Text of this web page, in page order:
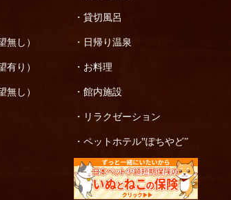
無し）
有り）
無し）
貸切風呂
日帰り温泉
お料理
館内施設
リラクゼーション
ペットホテル‟ぽちやど”